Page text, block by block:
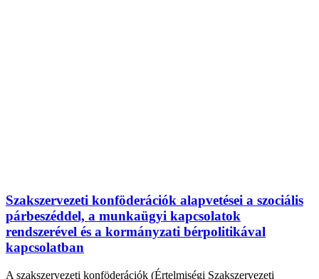
Szakszervezeti konföderációk alapvetései a szociális
párbeszéddel, a munkaügyi kapcsolatok
rendszerével és a kormányzati bérpolitikával
kapcsolatban
A szakszervezeti konföderációk (Értelmiségi Szakszervezeti